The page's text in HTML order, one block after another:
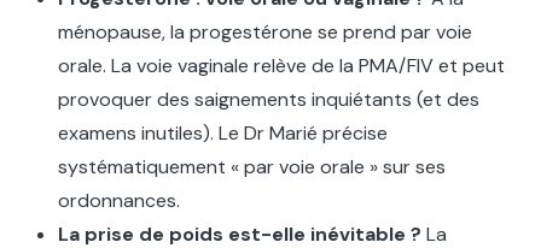
ménopause, la progestérone se prend par voie
orale. La voie vaginale relève de la PMA/FIV et peut
provoquer des saignements inquiétants (et des
examens inutiles). Le Dr Marié précise
systématiquement « par voie orale » sur ses
ordonnances.
La prise de poids est-elle inévitable ? La